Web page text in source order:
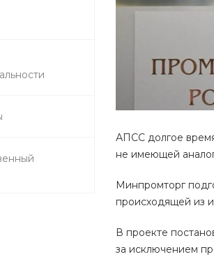
АПСС долгое
не имеющей
Минпромторг
происходящей из
В проекте
за исключением